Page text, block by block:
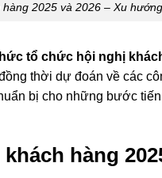
2025 và 2026 – Xu
tổ chức hội nghị
thời dự đoán về các
bị cho những bước
hàng